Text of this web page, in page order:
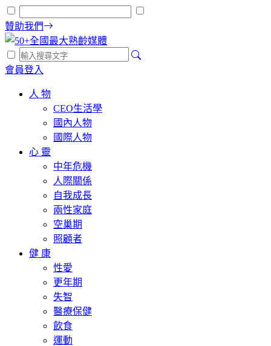
贊助我們
會員登入
人 物
CEO生活學
國內人物
國際人物
心 靈
中年危機
人際關係
自我成長
兩性家庭
空巢期
照顧者
健 康
性愛
更年期
失智
醫療保健
飲食
運動